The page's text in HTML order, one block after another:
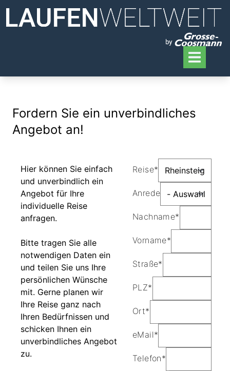
Fordern Sie ein unverbindliches
Angebot an!
Hier können Sie einfach
und unverbindlich ein
Angebot für Ihre
individuelle Reise
anfragen.
Bitte tragen Sie alle
notwendigen Daten ein
und teilen Sie uns Ihre
persönlichen Wünsche
mit. Gerne planen wir
Ihre Reise ganz nach
Ihren Bedürfnissen und
schicken Ihnen ein
unverbindliches Angebot
zu.
Reise*
Anrede
Nachname*
Vorname*
Straße*
PLZ*
Ort*
eMail*
Telefon*